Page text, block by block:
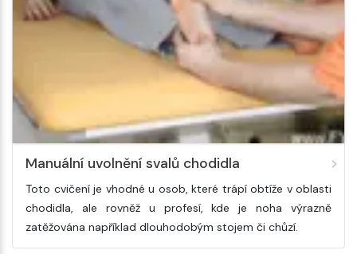
Manuální uvolnění svalů chodidla
Toto cvičení je vhodné u osob, které trápí obtíže v oblasti
chodidla, ale rovněž u profesí, kde je noha výrazně
zatěžována například dlouhodobým stojem či chůzí.